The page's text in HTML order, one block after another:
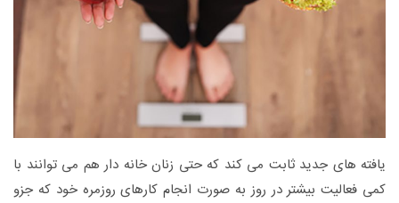
یافته های جدید ثابت می کند که حتی زنان خانه دار هم می توانند با
کمی فعالیت بیشتر در روز به صورت انجام کارهای روزمره خود که جزو